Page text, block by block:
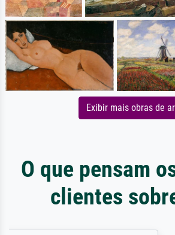
Exibir mais obras de
O que pensam
clientes